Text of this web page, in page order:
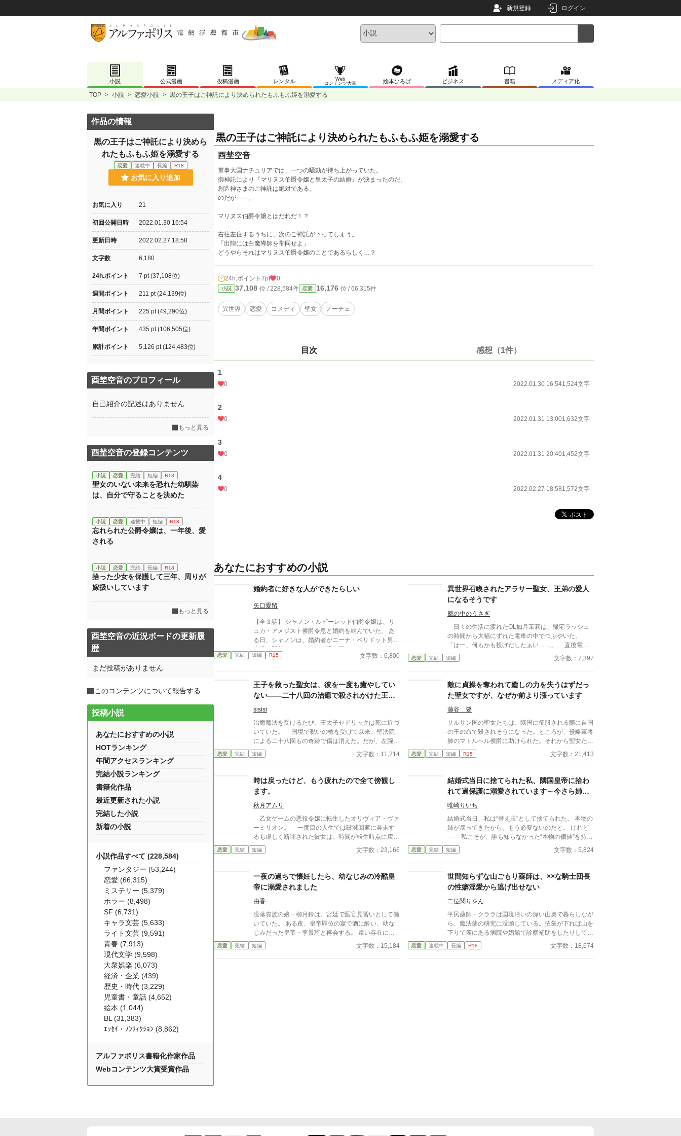
新規登録 ログイン
小説 公式漫画 投稿漫画 レンタル
Web
コンテンツ大賞
絵本ひろば ビジネス 書籍 メディア化
TOP > 小説 > 恋愛小説 > 黒の王子はご神託により決められたもふもふ姫を溺愛する
黒の王子はご神託により決められたもふもふ姫を溺愛する
酉埜空音
軍事大国ナチュリアでは、一つの騒動が持ち上がっていた。
御神託により『マリヌス伯爵令嬢と皇太子の結婚』が決まったのだ。
創造神さまのご神託は絶対である。
のだが――。
マリヌス伯爵令嬢とはだれだ！？
右往左往するうちに、次のご神託が下ってしまう。
「出陣には白魔導師を帯同せよ」
どうやらそれはマリヌス伯爵令嬢のことであるらしく…？
24h.ポイント 7pt 0
小説 37,108 位 / 228,584件 恋愛 16,176 位 / 66,315件
異世界 恋愛 コメディ 聖女 ノーチェ
目次 感想（1件）
1
0 2022.01.30 16:541,524文字
2
0 2022.01.31 13:001,632文字
3
0 2022.01.31 20:401,452文字
4
0 2022.02.27 18:581,572文字
あなたにおすすめの小説
婚約者に好きな人ができたらしい
矢口愛留
【全３話】 シャノン・ルビーレッド伯爵令嬢は、リ
ュカ・アメジスト侯爵令息と婚約を結んでいた。 あ
る日、シャノンは、婚約者がニーナ・ペリドット男爵
令嬢に懸想しているという噂を耳にする。 シャノン
は断罪を回避するため、リュカとの婚約を円満に解消
にも掲載しています。
恋愛 完結 短編 R15 文字数：6,800
異世界召喚されたアラサー聖女、王弟の愛人
になるそうです
籠の中のうさぎ
日々の生活に疲れたOL如月茉莉は、帰宅ラッシュ
の時間から大幅にずれた電車の中でつぶやいた。
「はー、何もかも投げだしたぁい……」 直後電車
の座席部分が光輝き、気づけば見知らぬ異世界に聖女
として召喚されていた。 十六歳の王子と結婚？未
妃？三十年間一夫一妻の国で生きてきたので、それも
ちょっと……。 聖女の後ろ盾となる大義名分が欲
しい王家と、王家の一員になるのは荷が勝ちすぎるの
で遠慮したい茉莉。 そんな中、王弟陛下が名案と
言わんばかりに声をあげた。 「では、私の愛人はい
かがでしょう」
恋愛 完結 短編 文字数：7,397
王子を救った聖女は、彼を一度も癒やしてい
ない――二十八回の治癒で殺されかけた王太
子は、左腕を失って真実を知る
sisisi
治癒魔法を受けるたび、王太子セドリックは死に近づ
いていた。 国境で呪いの槍を受けて以来、聖法院
による二十八回もの奇跡で傷は消えた。だが、左腕か
ら伸びる黒い荊は心臓へ迫り、治療を重ねるたびに彼
の記憶まで奪っていく。 建国祭の大儀式を受けれ
るなか、王妃が密かに連れてきたのは、八年前に病死
したはずの〈灰衣の聖女〉リゼットだった。 「左腕
を切らなければ、殿下は夜明けまでに亡くなります」
リゼットには傷を癒やす力がない。彼女が持つの
は、神聖魔法も呪いも等しく鎮め、奇跡を終わらせる
力だった。 両腕のある死体になるより、片腕で生
きる。 そう決断したセドリックは、王太子として
の誇りと左腕を引き換えに生還する。 王妃の保護
を受けたリゼットとともに調査を始めた彼は、治癒そ
ずの実弟フェリクスだった。 片腕になった自分を
受け入れられず、怒りと絶望に沈むセドリック。そん
く、残った体で生きる方法を教えていく。 そして
建国祭の日。 摂政の座へ上がろうとする第二王子
と大神官の前に、死にかけているはずの王太子が現れ
る。 傷を消すことだけが、人を救うことではな
い。 元の体へ戻れなくても、生きてよい。 彼女
は王子を一度も癒やさなかった。 それでも、彼を
恋愛 完結 短編 文字数：11,214
敵に貞操を奪われて癒しの力を失うはずだっ
た聖女ですが、なぜか前より漲っています
藤谷 要
サルサン国の聖女たちは、隣国に征服される際に自国
の王の命で殺されそうになった。ところが、侵略軍将
帥のマトルヘル侯爵に助けられた。それから聖女たち
は侵略国に仕えるようになったが、一か月後に筆頭聖
女だったルミネラは命の恩人の侯爵へ嫁ぐように国王
て嫁いだ旧サルサン国王女が出席していたが、彼女は
侯爵に腕を絡めて「陛下の手がつかなかったら一年後
に妻にしてほしい」と頼んでいた。しかも、侯爵はそ
の手を振り払いもしない。 聖女は愛のない交わりで
神の加護を失うとされているので、当然白い結婚だと
思っていたが、初夜に侯爵のメイアスから体の関係を
迫られる。彼は命の恩人だったので、ルミネラはその
まま彼を受け入れた。 侯爵がかつての恋人に似てい
たとはいえ、侯爵と孤児だった彼は全く別人。愛のな
万字程度の話です。
恋愛 完結 短編 R15 文字数：21,413
時は戻ったけど、もう疲れたので全て傍観し
ます。
秋月アムリ
乙女ゲームの悪役令嬢に転生したオリヴィア・ヴァ
ーミリオン。 一度目の人生では破滅回避に奔走す
るも虚しく断罪された彼女は、時間が転生時点に戻っ
た二度目の人生で、全てを諦めていた。 もう疲れ
た。どうせ無駄なら、せめて断罪の日まで穏やかに眠
観を決め込むオリヴィア。 だが、一周目では冷淡
だったはずの婚約者・セドリック王子が、なぜか彼女
に献身的な優しさを見せ、「今度こそ、私が君を守
る」と誓うのだ。 運命に抗う気力さえ失った令嬢
が、思いがけない波乱に巻き込まれていく。全てを諦
めたはずの人生で、彼女を待ち受ける未来とは──
恋愛 完結 短編 文字数：23,166
結婚式当日に捨てられた私、隣国皇帝に拾わ
れて過保護に溺愛されています～今さら姉を
選んだ王子が後悔しても手遅れです～
唯崎りいち
結婚式当日、私は“替え玉”として捨てられた。 本物の
姉が戻ってきたから、もう必要ないのだと。 けれど
—— 私こそが、誰も知らなかった“本物の価値”を持っ
ていた。 世界でただ一人、すべてを癒す力。 そし
て、その価値を知るただ一人の人が、皇帝となって私
当に必要とされる場所へ辿り着く物語。
恋愛 完結 短編 文字数：5,824
一夜の過ちで懐妊したら、幼なじみの冷酷皇
帝に溺愛されました
由香
没落貴族の娘・柳月鈴は、宮廷で医官見習いとして働
いていた。 ある夜、皇帝即位の宴で酒に酔い、幼な
じみだった皇帝・李景珩と再会する。 遠い存在にな
ったはずの彼。 けれど、その夜をきっかけに月鈴の
運命は大きく動き出す。 冷酷と恐れられる皇帝が、
恋愛 完結 短編 文字数：15,184
世間知らずな山ごもり薬師は、××な騎士団長
の性癖淫愛から逃げ出せない
二位関りをん
平民薬師・クララは国境沿いの深い山奥で暮らしなが
ら、魔法薬の研究に没頭している。招集が下れば山を
下りて麓にある病院や娼館で診察補助をしたりしてい
るが、世間知らずなのに変わりはない。 ある日、山
の中で倒れている男性を発見。彼はなんと騎士団長・
恋愛 連載中 長編 R18 文字数：18,674
作品の情報
黒の王子はご神託により決めら
れたもふもふ姫を溺愛する
恋愛 連載中 長編 R18
お気に入り追加
お気に入り 21
初回公開日時 2022.01.30 16:54
更新日時 2022.02.27 18:58
文字数 6,180
24h.ポイント 7 pt (37,108位)
週間ポイント 211 pt (24,139位)
月間ポイント 225 pt (49,290位)
年間ポイント 435 pt (106,505位)
累計ポイント 5,126 pt (124,483位)
酉埜空音のプロフィール
自己紹介の記述はありません
もっと見る
酉埜空音の登録コンテンツ
小説 恋愛 完結 短編 R18
聖女のいない未来を恐れた幼馴染
は、自分で守ることを決めた
小説 恋愛 連載中 短編 R18
忘れられた公爵令嬢は、一年後、愛
される
小説 恋愛 完結 長編 R18
拾った少女を保護して三年、周りが
嫁扱いしています
もっと見る
酉埜空音の近況ボードの更新履
歴
まだ投稿がありません
このコンテンツについて報告する
投稿小説
あなたにおすすめの小説
HOTランキング
年間アクセスランキング
完結小説ランキング
書籍化作品
最近更新された小説
完結した小説
新着の小説
小説作品すべて (228,584)
ファンタジー (53,244)
恋愛 (66,315)
ミステリー (5,379)
ホラー (8,498)
SF (6,731)
キャラ文芸 (5,633)
ライト文芸 (9,591)
青春 (7,913)
現代文学 (9,598)
大衆娯楽 (6,073)
経済・企業 (439)
歴史・時代 (3,229)
児童書・童話 (4,652)
絵本 (1,044)
BL (31,383)
ｴｯｾｲ・ﾉﾝﾌｨｸｼｮﾝ (8,862)
アルファポリス書籍化作家作品
Webコンテンツ大賞受賞作品